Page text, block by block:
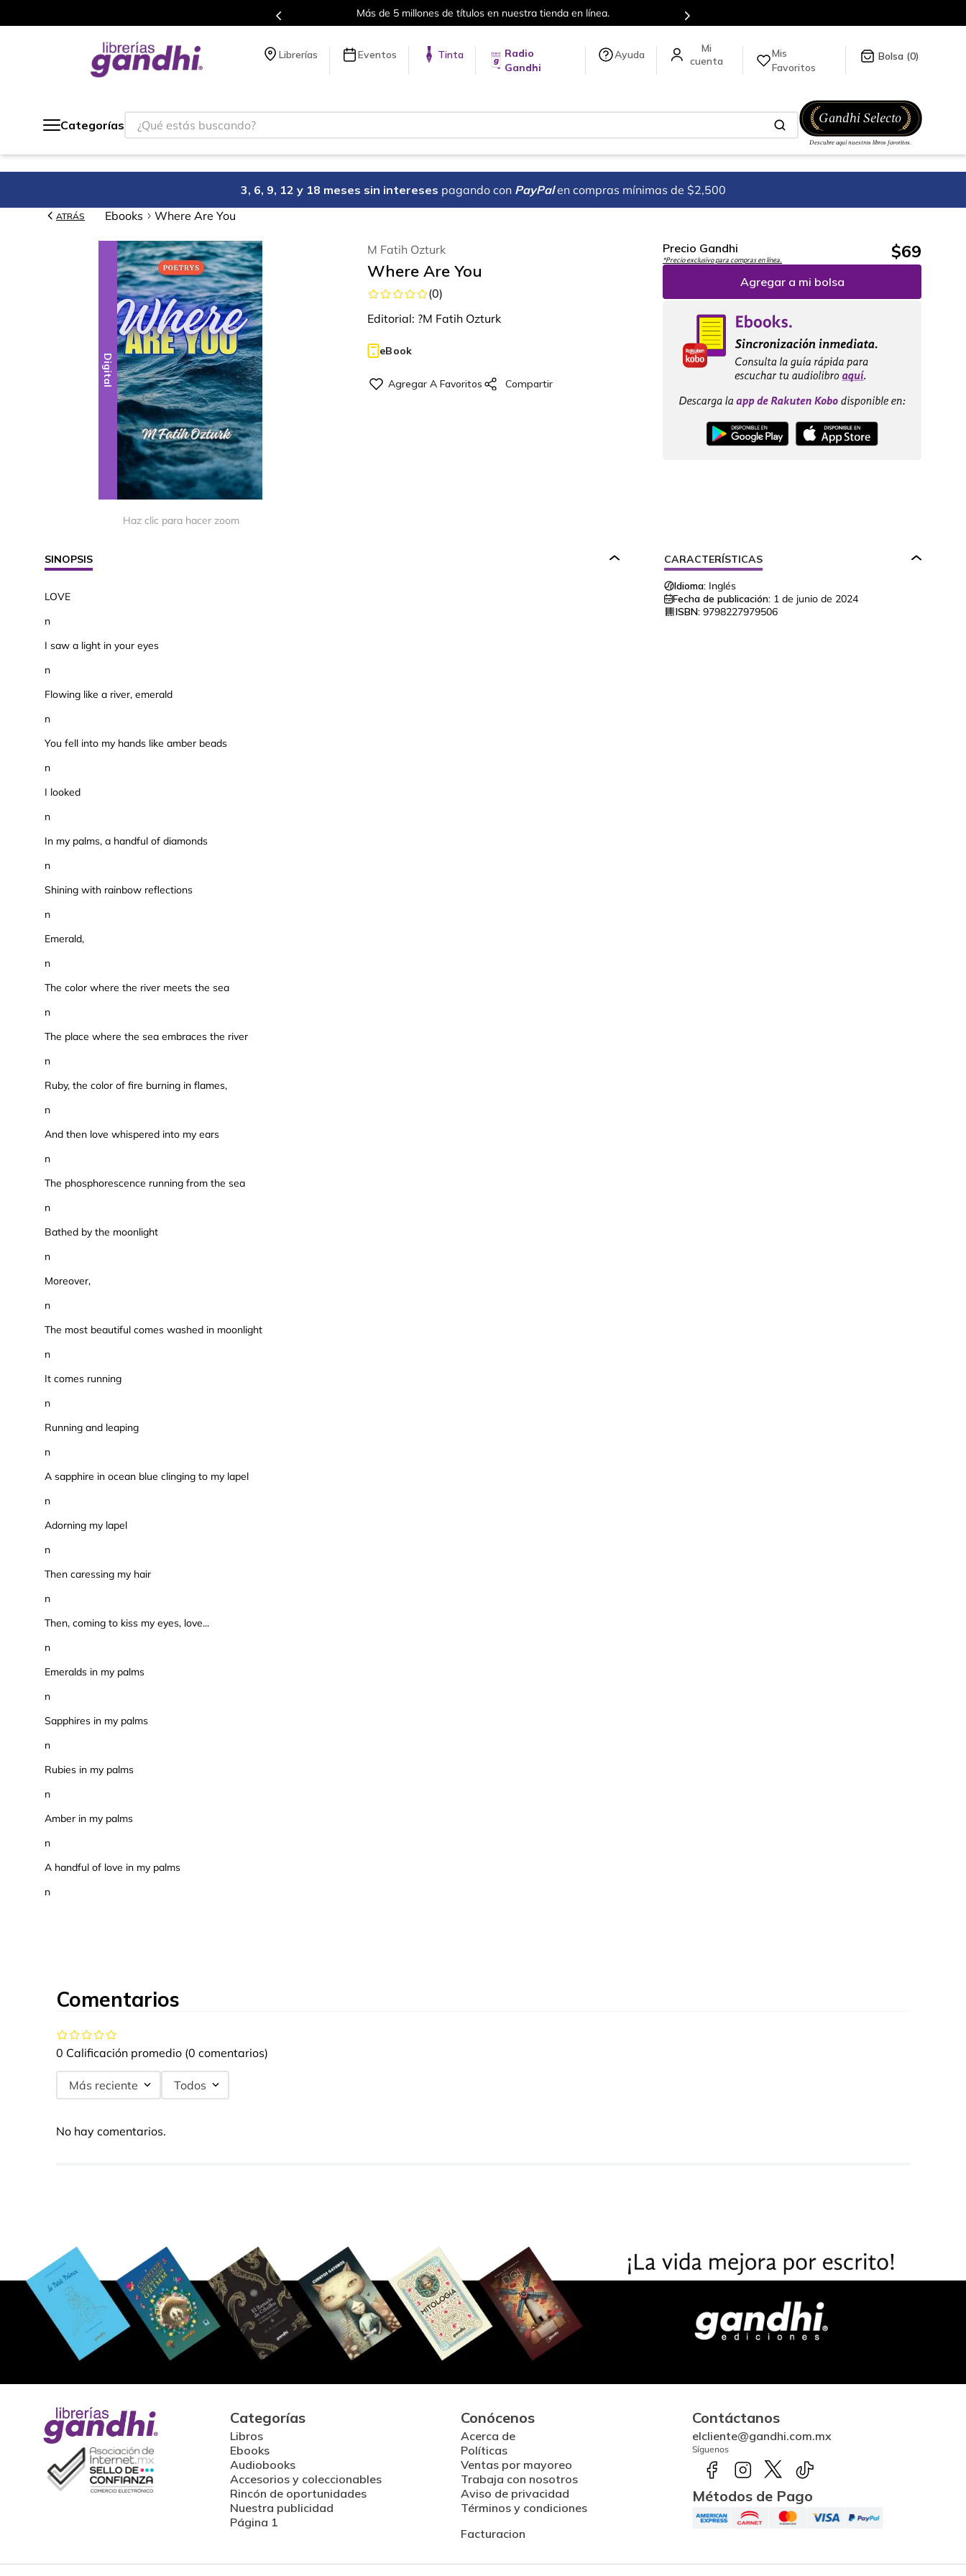
Envíos a todo el mundo, para más información da click aquí.
Librerías Eventos Tinta
Radio
Gandhi
Ayuda
Mis
Favoritos
0
Categorías
¿Qué estás buscando?
3, 6, 9, 12 y 18 meses sin intereses pagando con PayPal en compras mínimas de $2,500
ATRÁS Ebooks Where Are You
Digital
Haz clic para hacer zoom
M Fatih Ozturk
Where Are You
(0)
Editorial: ?M Fatih Ozturk
eBook
Precio Gandhi
*Precio exclusivo para compras en línea. $69
Agregar a mi bolsa
SINOPSIS
LOVE
n
I saw a light in your eyes
n
Flowing like a river, emerald
n
You fell into my hands like amber beads
n
I looked
n
In my palms, a handful of diamonds
n
Shining with rainbow reflections
n
Emerald,
n
The color where the river meets the sea
n
The place where the sea embraces the river
n
Ruby, the color of fire burning in flames,
n
And then love whispered into my ears
n
The phosphorescence running from the sea
n
Bathed by the moonlight
n
Moreover,
n
The most beautiful comes washed in moonlight
n
It comes running
n
Running and leaping
n
A sapphire in ocean blue clinging to my lapel
n
Adorning my lapel
n
Then caressing my hair
n
Then, coming to kiss my eyes, love...
n
Emeralds in my palms
n
Sapphires in my palms
n
Rubies in my palms
n
Amber in my palms
n
A handful of love in my palms
n
CARACTERÍSTICAS
Idioma: Inglés
Fecha de publicación: 1 de junio de 2024
ISBN: 9798227979506
Comentarios
0 Calificación promedio (0 comentarios)
Más reciente Todos
No hay comentarios.
Categorías
Libros
Ebooks
Audiobooks
Accesorios y coleccionables
Rincón de oportunidades
Nuestra publicidad
Página 1
Conócenos
Acerca de
Políticas
Ventas por mayoreo
Trabaja con nosotros
Aviso de privacidad
Términos y condiciones
Facturacion
Contáctanos
elcliente@gandhi.com.mx
Síguenos
Métodos de Pago